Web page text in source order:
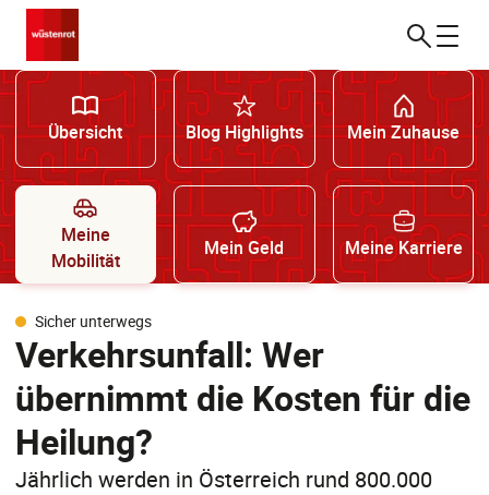
Übersicht Blog Highlights Mein Zuhause
Meine
Mobilität
Mein Geld Meine Karriere
Sicher unterwegs
Verkehrsunfall: Wer
übernimmt die Kosten für die
Heilung?
Jährlich werden in Österreich rund 800.000